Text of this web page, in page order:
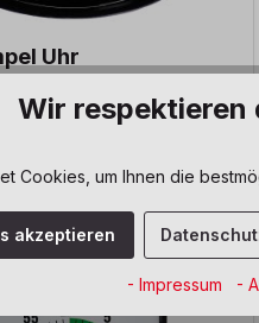
Uhr
Wir respektieren
Cookies, um Ihnen die
akzeptieren
- Impressum -